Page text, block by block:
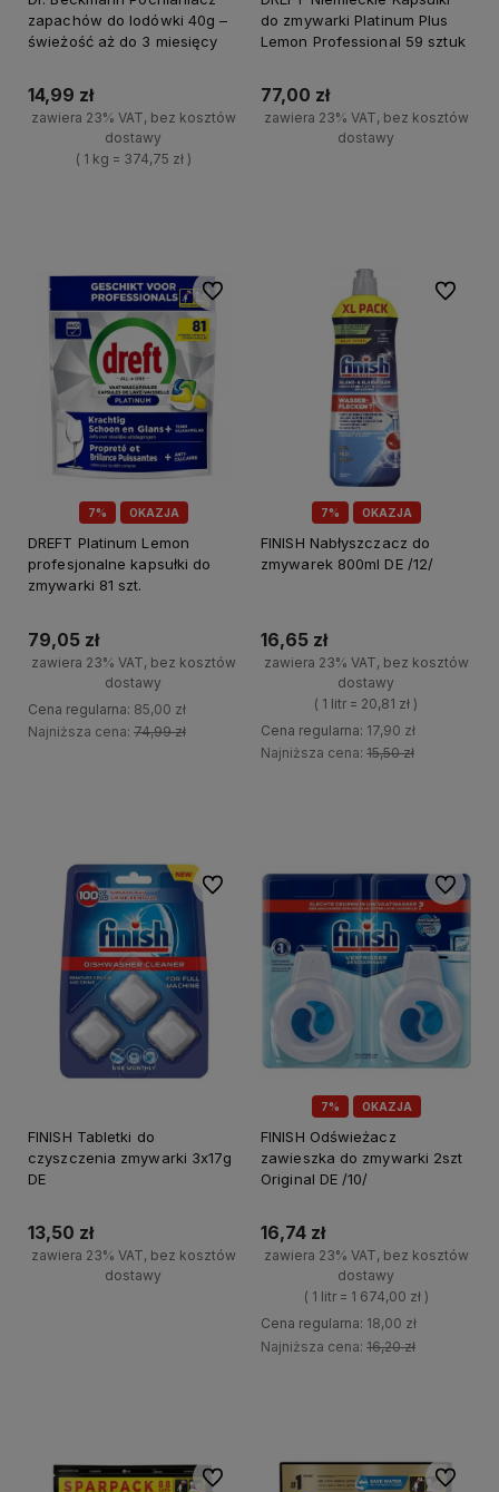
zapachów do lodówki 40g –
świeżość aż do 3 miesięcy
14,99 zł
zawiera 23% VAT, bez kosztów
dostawy
( 1 kg = 374,75 zł )
do zmywarki Platinum Plus
Lemon Professional 59 sztuk
77,00 zł
zawiera 23% VAT, bez kosztów
dostawy
7% OKAZJA
DREFT Platinum Lemon
profesjonalne kapsułki do
zmywarki 81 szt.
79,05 zł
zawiera 23% VAT, bez kosztów
dostawy
Cena regularna: 85,00 zł
Najniższa cena: 74,99 zł
Do ulubionych
7% OKAZJA
FINISH Nabłyszczacz do
zmywarek 800ml DE /12/
16,65 zł
zawiera 23% VAT, bez kosztów
dostawy
( 1 litr = 20,81 zł )
Cena regularna: 17,90 zł
Najniższa cena: 15,50 zł
Do
FINISH Tabletki do
czyszczenia zmywarki 3x17g
DE
13,50 zł
zawiera 23% VAT, bez kosztów
dostawy
Do ulubionych
7% OKAZJA
FINISH Odświeżacz
zawieszka do zmywarki 2szt
Original DE /10/
16,74 zł
zawiera 23% VAT, bez kosztów
dostawy
( 1 litr = 1 674,00 zł )
Cena regularna: 18,00 zł
Najniższa cena: 16,20 zł
Do
Do ulubionych Do